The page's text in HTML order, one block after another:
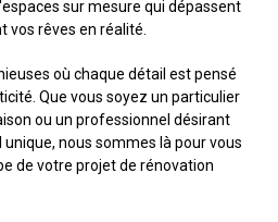
sur mesure qui dépassent
rêves en réalité.
où chaque détail est pensé
Que vous soyez un particulier
ou un professionnel désirant
nous sommes là pour vous
de votre projet de rénovation